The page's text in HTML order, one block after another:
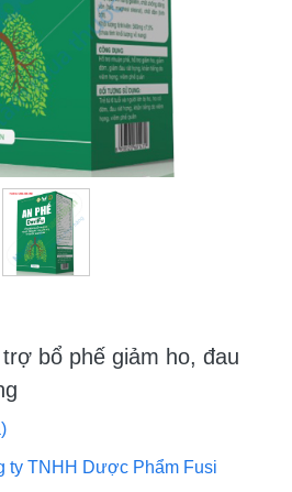
bổ phế giảm ho, đau
ty TNHH Dược Phẩm Fusi